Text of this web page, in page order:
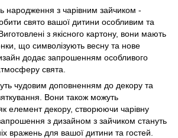
народження з чарівним зайчиком -
свято вашої дитини особливим та
з якісного картону, вони мають
що символізують весну та нове
додає запрошенням особливого
свята.
чудовим доповненням до декору та
Вони також можуть
елемент декору, створюючи чарівну
з дизайном з зайчиком стануть
вражень для вашої дитини та гостей.